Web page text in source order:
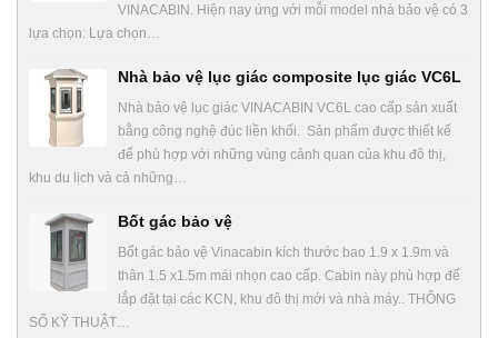
VINACABIN. Hiện nay ứng với mỗi model nhà bảo vệ có 3
lựa chọn: Lựa chọn…
Nhà bảo vệ lục giác composite lục giác VC6L
Nhà bảo vệ lục giác VINACABIN VC6L cao cấp sản xuất
bằng công nghệ đúc liền khối. Sản phẩm được thiết kế
để phù hợp với những vùng cảnh quan của khu đô thị,
khu du lịch và cả những…
Bốt gác bảo vệ
Bốt gác bảo vệ Vinacabin kích thước bao 1.9 x 1.9m và
thân 1.5 x1.5m mái nhọn cao cấp. Cabin này phù hợp để
lắp đặt tại các KCN, khu đô thị mới và nhà máy.. THÔNG
SỐ KỸ THUẬT…